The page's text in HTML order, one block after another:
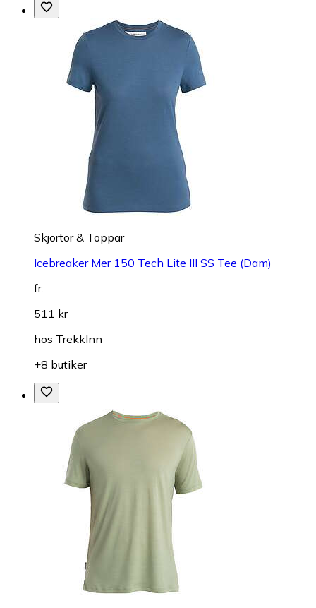
Skjortor & Toppar
Icebreaker Mer 150 Tech Lite III SS Tee (Dam)
fr.
511 kr
hos TrekkInn
+8 butiker